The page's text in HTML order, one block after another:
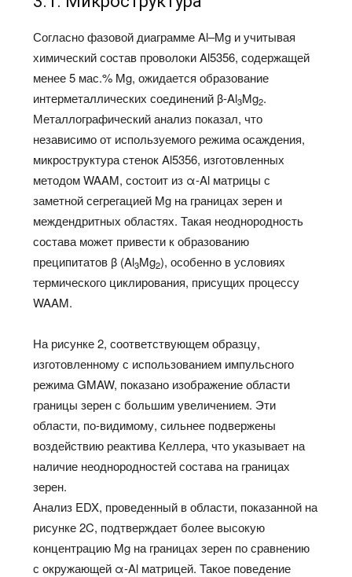
Согласно фазовой диаграмме Al–Mg и учитывая
химический состав проволоки Al5356, содержащей
менее 5 мас.% Mg, ожидается образование
интерметаллических соединений β-Al3Mg2.
Металлографический анализ показал, что
независимо от используемого режима осаждения,
микроструктура стенок Al5356, изготовленных
методом WAAM, состоит из α-Al матрицы с
заметной сегрегацией Mg на границах зерен и
междендритных областях. Такая неоднородность
состава может привести к образованию
преципитатов β (Al3Mg2), особенно в условиях
термического циклирования, присущих процессу
WAAM.
На рисунке 2, соответствующем образцу,
изготовленному с использованием импульсного
режима GMAW, показано изображение области
границы зерен с большим увеличением. Эти
области, по-видимому, сильнее подвержены
воздействию реактива Келлера, что указывает на
наличие неоднородностей состава на границах
зерен.
Анализ EDX, проведенный в области, показанной на
рисунке 2C, подтверждает более высокую
концентрацию Mg на границах зерен по сравнению
с окружающей α-Al матрицей. Такое поведение